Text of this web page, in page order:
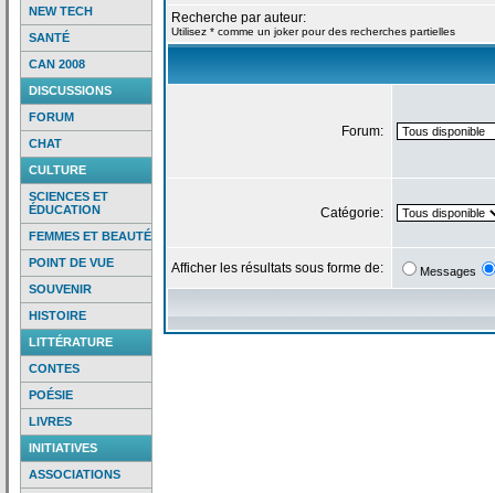
NEW TECH
SANTÉ
CAN 2008
DISCUSSIONS
FORUM
CHAT
CULTURE
SCIENCES ET
ÉDUCATION
FEMMES ET BEAUTÉ
POINT DE VUE
SOUVENIR
HISTOIRE
LITTÉRATURE
CONTES
POÉSIE
LIVRES
INITIATIVES
ASSOCIATIONS
Recherche par auteur:
Utilisez * comme un joker pour des recherches partielles
Forum:
Catégorie:
Afficher les résultats sous forme de: Messages